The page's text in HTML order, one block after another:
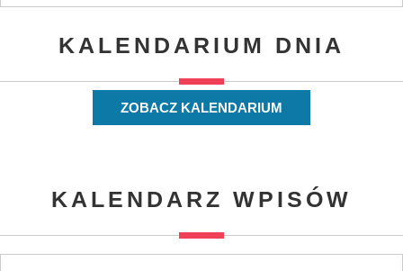
KALENDARIUM DNIA
ZOBACZ KALENDARIUM
KALENDARZ WPISÓW